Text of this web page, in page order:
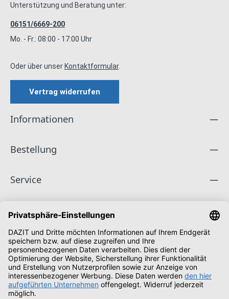
Unterstützung und Beratung unter:
06151/6669-200
Mo. - Fr.: 08:00 - 17:00 Uhr
Oder über unserKontaktformular.
Vertrag widerrufen
Informationen
Bestellung
Service
Unternehmen
Folge uns
Zahlungsarten